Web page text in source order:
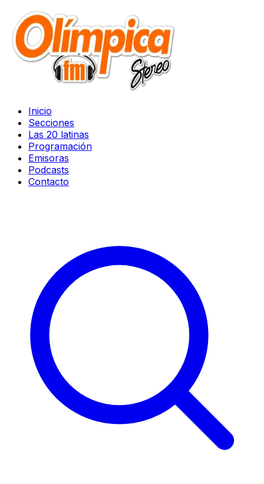
Inicio
Secciones
Las 20 latinas
Programación
Emisoras
Podcasts
Contacto